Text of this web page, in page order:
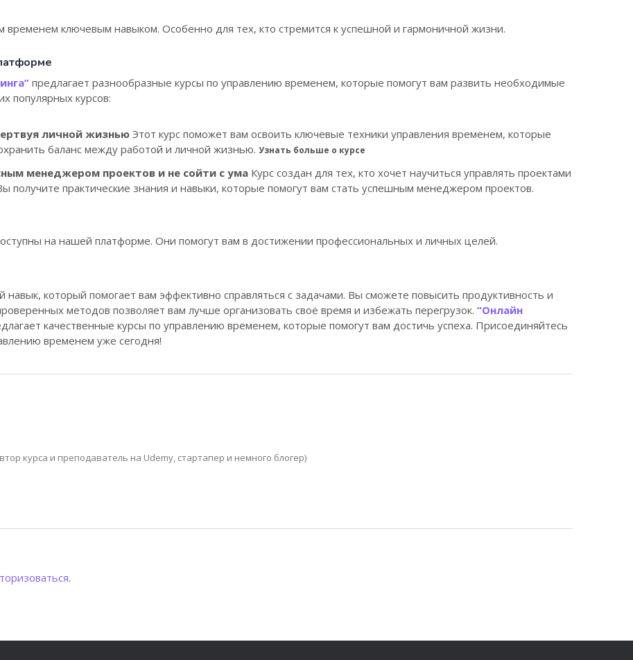
ключевым навыком. Особенно для тех, кто стремится к успешной и гармоничной жизни.
предлагает разнообразные курсы по управлению временем, которые помогут вам развить необходимые
популярных курсов:
личной жизнью Этот курс поможет вам освоить ключевые техники управления временем, которые
баланс между работой и личной жизнью. Узнать больше о курсе
менеджером проектов и не сойти с ума Курс создан для тех, кто хочет научиться управлять проектами
получите практические знания и навыки, которые помогут вам стать успешным менеджером проектов.
на нашей платформе. Они помогут вам в достижении профессиональных и личных целей.
который помогает вам эффективно справляться с задачами. Вы сможете повысить продуктивность и
методов позволяет вам лучше организовать своё время и избежать перегрузок. “Онлайн
качественные курсы по управлению временем, которые помогут вам достичь успеха. Присоединяйтесь
временем уже сегодня!
курса и преподаватель на Udemy, стартапер и немного блогер)
.